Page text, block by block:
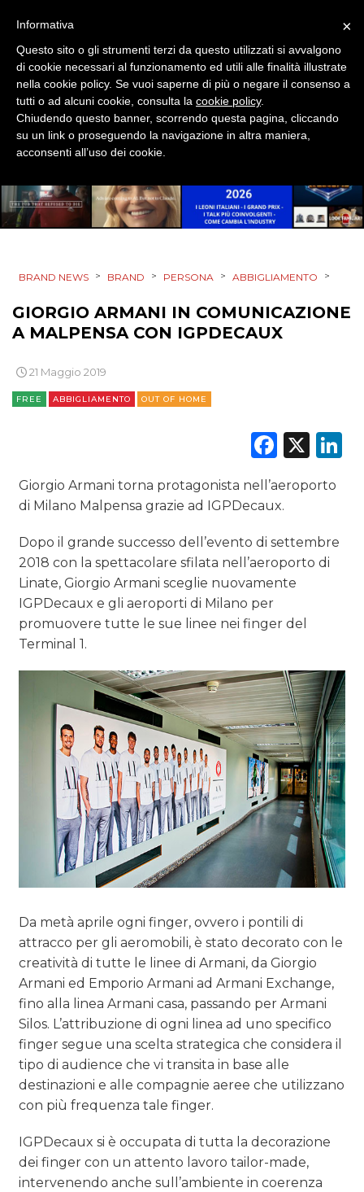
PRODOTTI
PUNTI VENDITA
CSR
STRATEGIE
CINEMA
ESTERNA
RADIO / AUDIO
TV
RICERCHE
PREVISIONI/SCENARI
NORMATIVE
CASE HISTORY
OPINIONI
BRAND NEWS > BRAND > PERSONA > ABBIGLIAMENTO >
GIORGIO ARMANI IN COMUNICAZIONE
A MALPENSA CON IGPDECAUX
21 Maggio 2019
FREE ABBIGLIAMENTO OUT OF HOME
X
Giorgio Armani torna protagonista nell’aeroporto
di Milano Malpensa grazie ad IGPDecaux.
Dopo il grande successo dell’evento di settembre
2018 con la spettacolare sfilata nell’aeroporto di
Linate, Giorgio Armani sceglie nuovamente
IGPDecaux e gli aeroporti di Milano per
promuovere tutte le sue linee nei finger del
Terminal 1.
Da metà aprile ogni finger, ovvero i pontili di
attracco per gli aeromobili, è stato decorato con le
creatività di tutte le linee di Armani, da Giorgio
Armani ed Emporio Armani ad Armani Exchange,
fino alla linea Armani casa, passando per Armani
Silos. L’attribuzione di ogni linea ad uno specifico
finger segue una scelta strategica che considera il
tipo di audience che vi transita in base alle
destinazioni e alle compagnie aeree che utilizzano
con più frequenza tale finger.
IGPDecaux si è occupata di tutta la decorazione
dei finger con un attento lavoro tailor-made,
intervenendo anche sull’ambiente in coerenza
×
Informativa
Questo sito o gli strumenti terzi da questo utilizzati si avvalgono
di cookie necessari al funzionamento ed utili alle finalità illustrate
nella cookie policy. Se vuoi saperne di più o negare il consenso a
tutti o ad alcuni cookie, consulta la cookie policy.
Chiudendo questo banner, scorrendo questa pagina, cliccando
su un link o proseguendo la navigazione in altra maniera,
acconsenti all’uso dei cookie.